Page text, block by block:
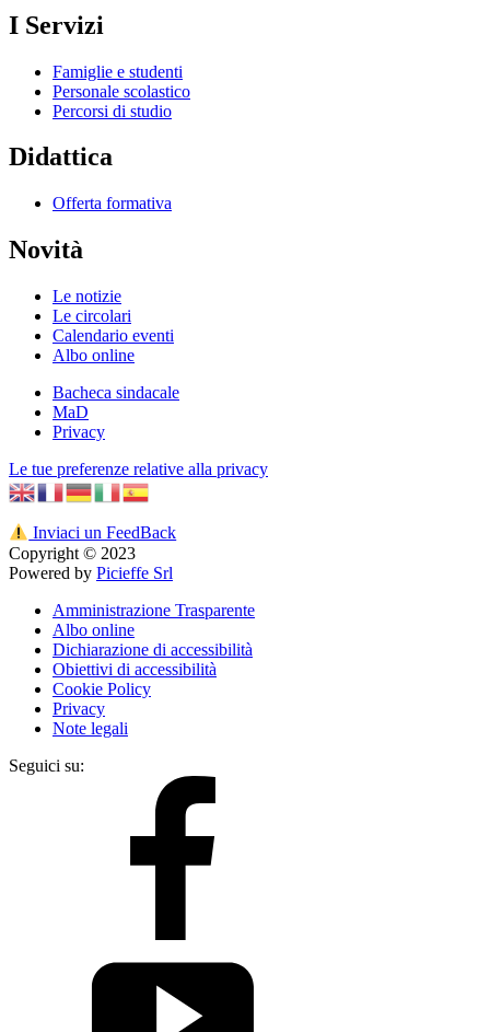
I Servizi
Famiglie e studenti
Personale scolastico
Percorsi di studio
Didattica
Offerta formativa
Novità
Le notizie
Le circolari
Calendario eventi
Albo online
Bacheca sindacale
MaD
Privacy
Le tue preferenze relative alla privacy
Inviaci un FeedBack
Copyright © 2023
Powered by Picieffe Srl
Amministrazione Trasparente
Albo online
Dichiarazione di accessibilità
Obiettivi di accessibilità
Cookie Policy
Privacy
Note legali
Seguici su: